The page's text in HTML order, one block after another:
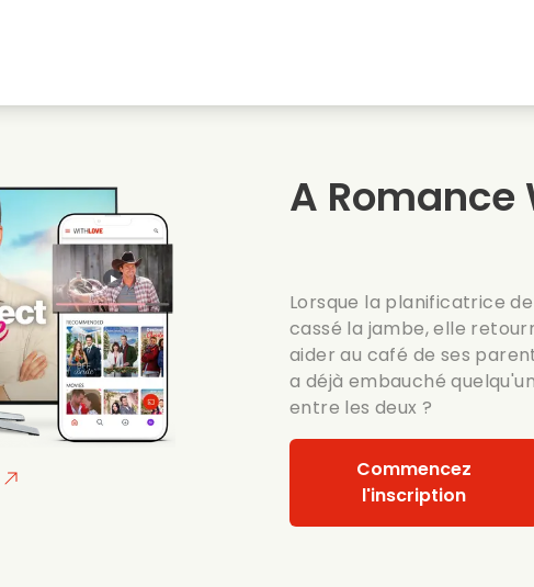
Date films
A Romance
Lorsque la planificatrice
cassé la jambe, elle
aider au café de ses
a déjà embauché
entre les deux ?
Commencez
l'inscription